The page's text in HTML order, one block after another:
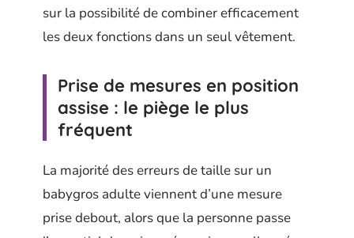
sur la possibilité de combiner efficacement
les deux fonctions dans un seul vêtement.
Prise de mesures en position
assise : le piège le plus
fréquent
La majorité des erreurs de taille sur un
babygros adulte viennent d’une mesure
prise debout, alors que la personne passe